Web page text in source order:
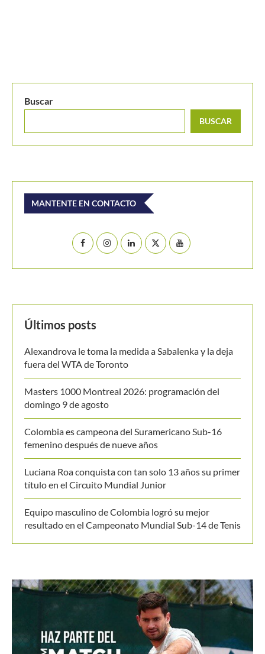
Buscar
BUSCAR
MANTENTE EN CONTACTO
Últimos posts
Alexandrova le toma la medida a Sabalenka y la deja
fuera del WTA de Toronto
Masters 1000 Montreal 2026: programación del
domingo 9 de agosto
Colombia es campeona del Suramericano Sub-16
femenino después de nueve años
Luciana Roa conquista con tan solo 13 años su primer
título en el Circuito Mundial Junior
Equipo masculino de Colombia logró su mejor
resultado en el Campeonato Mundial Sub-14 de Tenis